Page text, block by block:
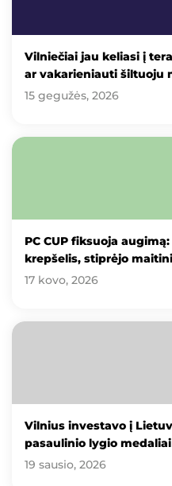
Vilniečiai jau keliasi į
ar vakarieniauti šiltuoju
15 gegužės, 2026
PC CUP fiksuoja
krepšelis, stiprėjo
17 kovo, 2026
Vilnius investavo į
pasaulinio lygio
19 sausio, 2026